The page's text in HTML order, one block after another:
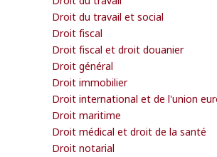
Droit du travail et social
Droit fiscal
Droit fiscal et droit douanier
Droit général
Droit immobilier
Droit international et de l'union
Droit maritime
Droit médical et droit de la santé
Droit notarial